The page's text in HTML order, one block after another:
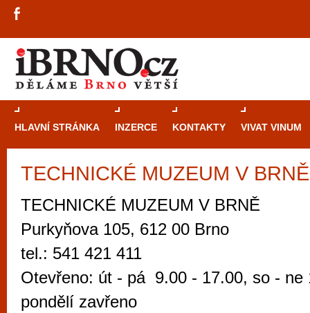
HLAVNÍ STRÁNKA INZERCE KONTAKTY VIVAT VINUM
TECHNICKÉ MUZEUM V
TECHNICKÉ MUZEUM V BRNĚ
Purkyňova 105, 612 00 Brno
tel.: 541 421 411
Otevřeno: út - pá 9.00 - 17.00, so - ne
pondělí zavřeno
Průvodce
Brně: Od
automaty
zajímavé
restaurace,
Mimo jiné je ale také místem, kde si